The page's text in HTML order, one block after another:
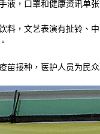
液，口罩和健康资讯单
料，文艺表演有扯铃、
苗接种，医护人员为民